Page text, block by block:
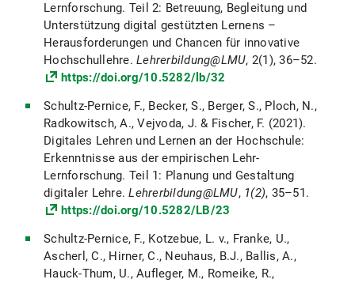
Lernforschung. Teil 2: Betreuung, Begleitung und
Unterstützung digital gestützten Lernens –
Herausforderungen und Chancen für innovative
Hochschullehre. Lehrerbildung@LMU, 2(1), 36–52.
https://doi.org/10.5282/lb/32
Schultz-Pernice, F., Becker, S., Berger, S., Ploch, N.,
Radkowitsch, A., Vejvoda, J. & Fischer, F. (2021).
Digitales Lehren und Lernen an der Hochschule:
Erkenntnisse aus der empirischen Lehr-
Lernforschung. Teil 1: Planung und Gestaltung
digitaler Lehre.Lehrerbildung@LMU, 1(2), 35–51.
https://doi.org/10.5282/LB/23
Schultz-Pernice, F., Kotzebue, L. v., Franke, U.,
Ascherl, C., Hirner, C., Neuhaus, B.J., Ballis, A.,
Hauck-Thum, U., Aufleger, M., Romeike, R.,